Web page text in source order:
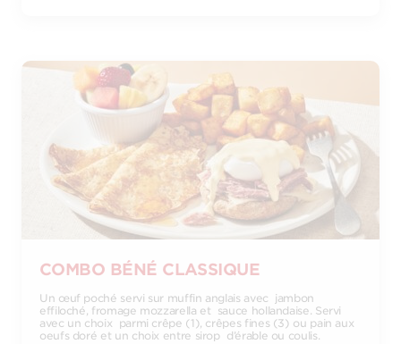
COMBO BÉNÉ CLASSIQUE
Un œuf poché servi sur muffin anglais avec jambon
effiloché, fromage mozzarella et sauce hollandaise. Servi
avec un choix parmi crêpe (1), crêpes fines (3) ou pain aux
oeufs doré et un choix entre sirop d’érable ou coulis.